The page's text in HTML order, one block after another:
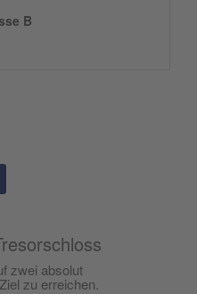
B
zwei absolut
zu erreichen.